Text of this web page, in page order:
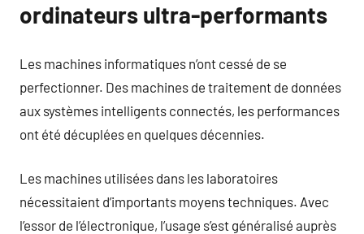
ordinateurs ultra-performants
Les machines informatiques n’ont cessé de se
perfectionner. Des machines de traitement de données
aux systèmes intelligents connectés, les performances
ont été décuplées en quelques décennies.
Les machines utilisées dans les laboratoires
nécessitaient d’importants moyens techniques. Avec
l’essor de l’électronique, l’usage s’est généralisé auprès